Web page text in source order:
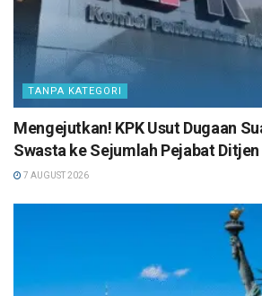
TANPA KATEGORI
Mengejutkan! KPK Usut Dugaan
Swasta ke Sejumlah Pejabat Ditjen
7 AUGUST 2026